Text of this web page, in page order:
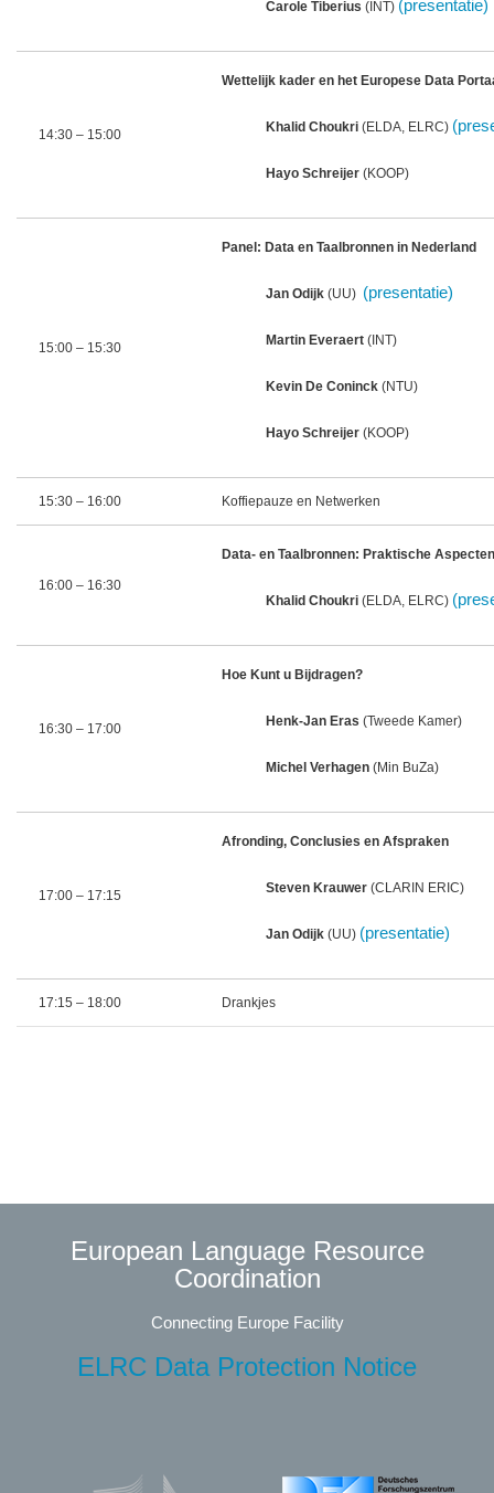
Carole Tiberius (INT) (presentatie)
14:30 – 15:00
Wettelijk kader en het Europese Data
Khalid Choukri (ELDA, ELRC)
Hayo Schreijer (KOOP)
15:00 – 15:30
Panel: Data en Taalbronnen in Nederland
Jan Odijk (UU) (presentatie)
Martin Everaert (INT)
Kevin De Coninck (NTU)
Hayo Schreijer (KOOP)
15:30 – 16:00 Koffiepauze en Netwerken
16:00 – 16:30
Data- en Taalbronnen: Praktische Aspecten
Khalid Choukri (ELDA, ELRC)
16:30 – 17:00
Hoe Kunt u Bijdragen?
Henk-Jan Eras (Tweede Kamer)
Michel Verhagen (Min BuZa)
17:00 – 17:15
Afronding, Conclusies en Afspraken
Steven Krauwer (CLARIN ERIC)
Jan Odijk (UU) (presentatie)
17:15 – 18:00 Drankjes
European Language Resource
Coordination
Connecting Europe Facility
ELRC Data Protection Notice